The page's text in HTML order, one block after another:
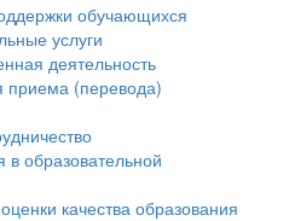
обучающихся
услуги
деятельность
приема (перевода)
в образовательной
качества образования